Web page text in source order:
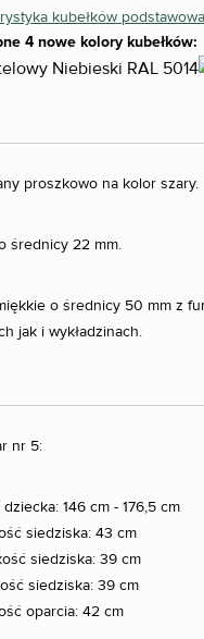
4 nowe kolory kubełków:
proszkowo na kolor szary.
średnicy 22 mm.
o średnicy 50 mm z
jak i wykładzinach.
nr 5:
146 cm - 176,5 cm
siedziska: 43 cm
siedziska: 39 cm
siedziska: 39 cm
oparcia: 42 cm